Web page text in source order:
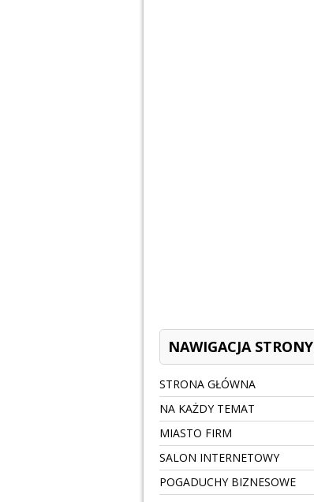
NAWIGACJA STRONY
STRONA GŁÓWNA
NA KAŻDY TEMAT
MIASTO FIRM
SALON INTERNETOWY
POGADUCHY BIZNESOWE